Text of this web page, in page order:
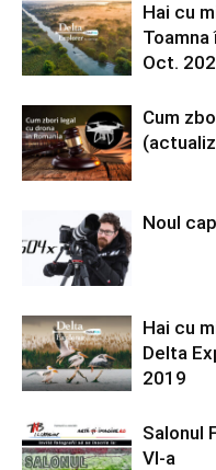
Hai cu
Toamna
Oct.
Cum
Noul
Hai cu
Delta
2019
Salonul
VI-a